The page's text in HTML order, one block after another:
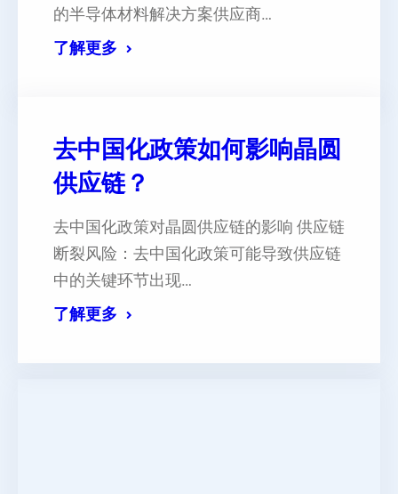
的半导体材料解决方案供应商…
了解更多
去中国化政策如何影响晶圆
供应链？
‌去中国化政策对晶圆供应链的影响‌ ‌供应链
断裂风险‌：去中国化政策可能导致供应链
中的关键环节出现…
了解更多